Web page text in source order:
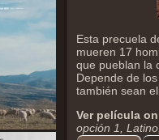
Esta precuela
mueren 17
que pueblan la
Depende de
también sean
Ver película
opción 1,